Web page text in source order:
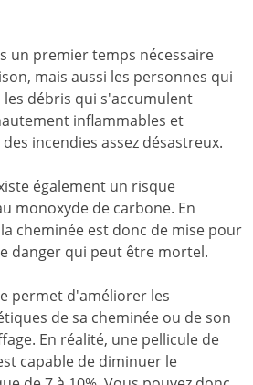
un premier temps nécessaire
mais aussi les personnes qui
débris qui s'accumulent
inflammables et
incendies assez désastreux.
également un risque
monoxyde de carbone. En
cheminée est donc de mise pour
danger qui peut être mortel.
permet d'améliorer les
de sa cheminée ou de son
En réalité, une pellicule de
capable de diminuer le